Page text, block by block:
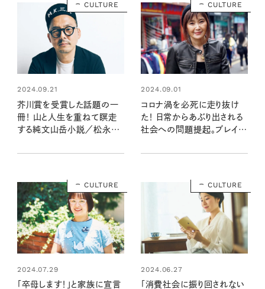
CULTURE
2024.09.21
芥川賞を受賞した話題の一
冊！ 山と人生を重ねて瞑走
する純文山岳小説／松永K
タビュー
CULTURE
2024.09.01
コロナ渦を必死に走り抜け
た！ 日常からあぶり出される
社会への問題提起。ブレイデ
イが発売／新刊『転がる珠玉
CULTURE
2024.07.29
「卒母します！」と家族に宣言
CULTURE
2024.06.27
「消費社会に振り回されない